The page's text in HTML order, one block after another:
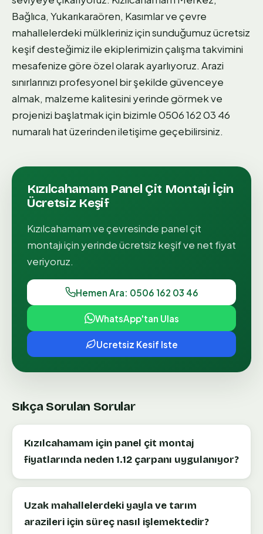
Bağlıca, Yukarıkaraören, Kasımlar ve çevre
mahallelerdeki mülkleriniz için sunduğumuz ücretsiz
keşif desteğimiz ile ekiplerimizin çalışma takvimini
mesafenize göre özel olarak ayarlıyoruz. Arazi
sınırlarınızı profesyonel bir şekilde güvenceye
almak, malzeme kalitesini yerinde görmek ve
projenizi başlatmak için bizimle 0506 162 03 46
numaralı hat üzerinden iletişime geçebilirsiniz.
Kızılcahamam Panel Çit Montajı İçin
Ücretsiz Keşif
Kızılcahamamve çevresinde panel çit
montajıiçin yerinde ücretsiz keşif ve net fiyat
veriyoruz.
Hemen Ara: 0506 162 03 46
WhatsApp'tan Ulas
Ucretsiz Kesif Iste
Sıkça Sorulan Sorular
Kızılcahamam için panel çit montaj
fiyatlarında neden 1.12 çarpanı uygulanıyor?
Uzak mahallelerdeki yayla ve tarım
arazileri için süreç nasıl işlemektedir?